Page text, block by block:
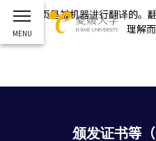
这个网页是被机器进行翻译的。
理解而
颁发证书等